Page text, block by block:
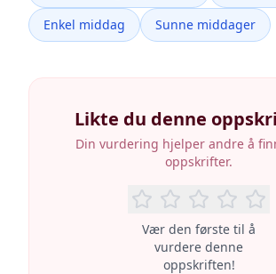
Enkel middag
Sunne middager
Likte du denne
Din vurdering hjelper andre å
oppskrifter.
Vær den første til å
vurdere denne
oppskriften!